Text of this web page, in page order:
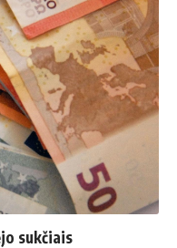
sukčiais